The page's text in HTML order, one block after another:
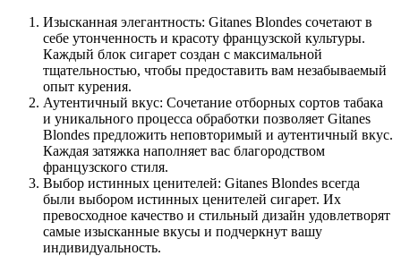
Изысканная элегантность: Gitanes Blondes сочетают в
себе утонченность и красоту французской культуры.
Каждый блок сигарет создан с максимальной
тщательностью, чтобы предоставить вам незабываемый
опыт курения.
Аутентичный вкус: Сочетание отборных сортов табака
и уникального процесса обработки позволяет Gitanes
Blondes предложить неповторимый и аутентичный вкус.
Каждая затяжка наполняет вас благородством
французского стиля.
Выбор истинных ценителей: Gitanes Blondes всегда
были выбором истинных ценителей сигарет. Их
превосходное качество и стильный дизайн удовлетворят
самые изысканные вкусы и подчеркнут вашу
индивидуальность.